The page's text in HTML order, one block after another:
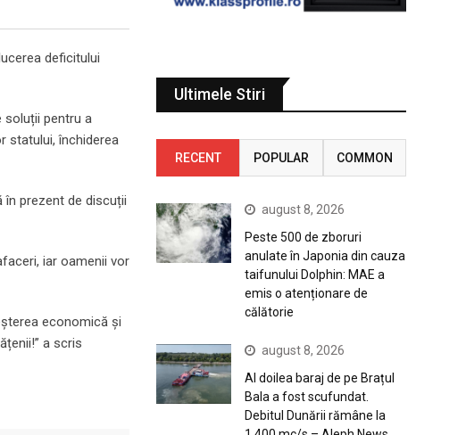
deficitului
soluții pentru a
statului, închiderea
în prezent de discuții
iar oamenii vor
economică și
a scris
Ultimele Stiri
RECENT POPULAR COMMON
august 8, 2026
Peste 500 de zboruri
anulate în Japonia din cauza
taifunului Dolphin: MAE a
emis o atenționare de
călătorie
august 8, 2026
Al doilea baraj de pe Brațul
Bala a fost scufundat.
Debitul Dunării rămâne la